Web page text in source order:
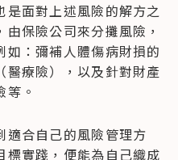
是面對上述風險的解方之
保險公司來分攤風險，
：彌補人體傷病財損的
醫療險），以及針對財產
。
適合自己的風險管理方
標實踐，便能為自己織成